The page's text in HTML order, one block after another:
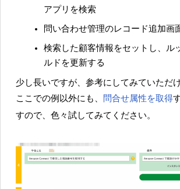
アプリを検索
問い合わせ管理のレコード追加画
検索した顧客情報をセットし、ル
ルドを更新する
少し長いですが、参考にしてみていただ
ここでの例以外にも、
問合せ属性を取得
すので、色々試してみてください。